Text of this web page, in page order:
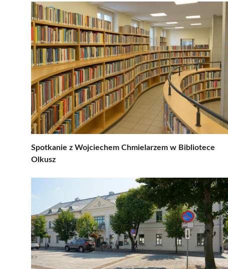
Spotkanie z Wojciechem Chmielarzem w Bibliotece
Olkusz